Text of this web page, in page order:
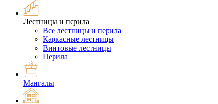
Лестницы и перила
Все лестницы и перила
Каркасные лестницы
Винтовые лестницы
Перила
Мангалы